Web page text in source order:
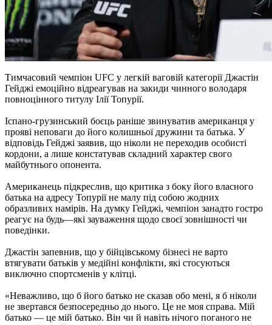
Тимчасовий чемпіон UFC у легкій ваговій категорії Джастін
Гейджі емоційно відреагував на закиди чинного володаря
повноцінного титулу Ілії Топурії.
Іспано-грузинський боєць раніше звинуватив американця у
прояві неповаги до його колишньої дружини та батька. У
відповідь Гейджі заявив, що ніколи не переходив особисті
кордони, а лише констатував складний характер свого
майбутнього опонента.
Американець підкреслив, що критика з боку його власного
батька на адресу Топурії не малу під собою жодних
образливих намірів. На думку Гейджі, чемпіон занадто гостро
реагує на будь—які зауваження щодо своєї зовнішності чи
поведінки.
Джастін запевнив, що у бійцівському бізнесі не варто
втягувати батьків у медійні конфлікти, які стосуються
виключно спортсменів у клітці.
«Неважливо, що б його батько не сказав обо мені, я б ніколи
не звертався безпосередньо до нього. Це не моя справа. Мій
батько — це мій батько. Він чи й навіть нічого поганого не